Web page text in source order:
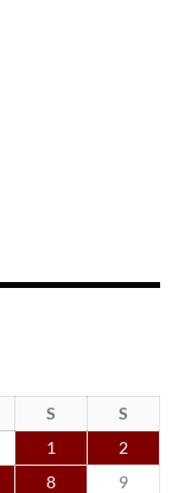
S
S
1
2
8
9